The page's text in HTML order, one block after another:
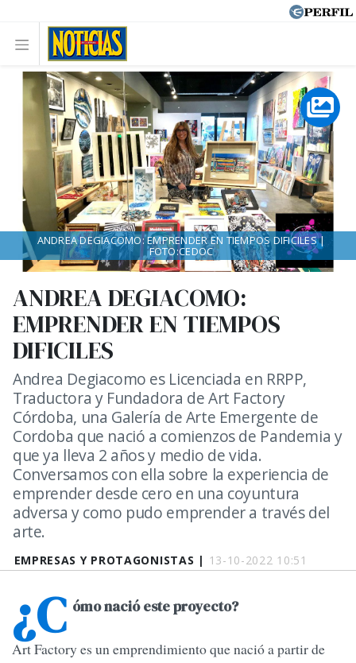
EMPRESAS Y PROTAGONISTAS | 13-10-2022 10:51
ANDREA DEGIACOMO:
EMPRENDER EN TIEMPOS
DIFICILES
Andrea Degiacomo es Licenciada en RRPP,
Traductora y Fundadora de Art Factory
Córdoba, una Galería de Arte Emergente de
Cordoba que nació a comienzos de Pandemia y
que ya lleva 2 años y medio de vida.
Conversamos con ella sobre la experiencia de
emprender desde cero en una coyuntura
adversa y como pudo emprender a través del
arte.
ANDREA DEGIACOMO: EMPRENDER EN TIEMPOS DIFICILES |
FOTO:CEDOC
¿C ómo nació este proyecto?
Art Factory es un emprendimiento que nació a partir de